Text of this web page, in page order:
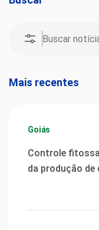
Mais recentes
Goiás
Controle
da produção